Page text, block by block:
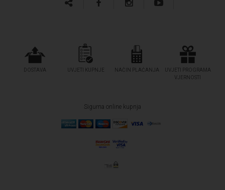
DOSTAVA UVJETI KUPNJE NAČIN PLAĆANJA
UVJETI PROGRAMA
VJERNOSTI
Sigurna online kupnja